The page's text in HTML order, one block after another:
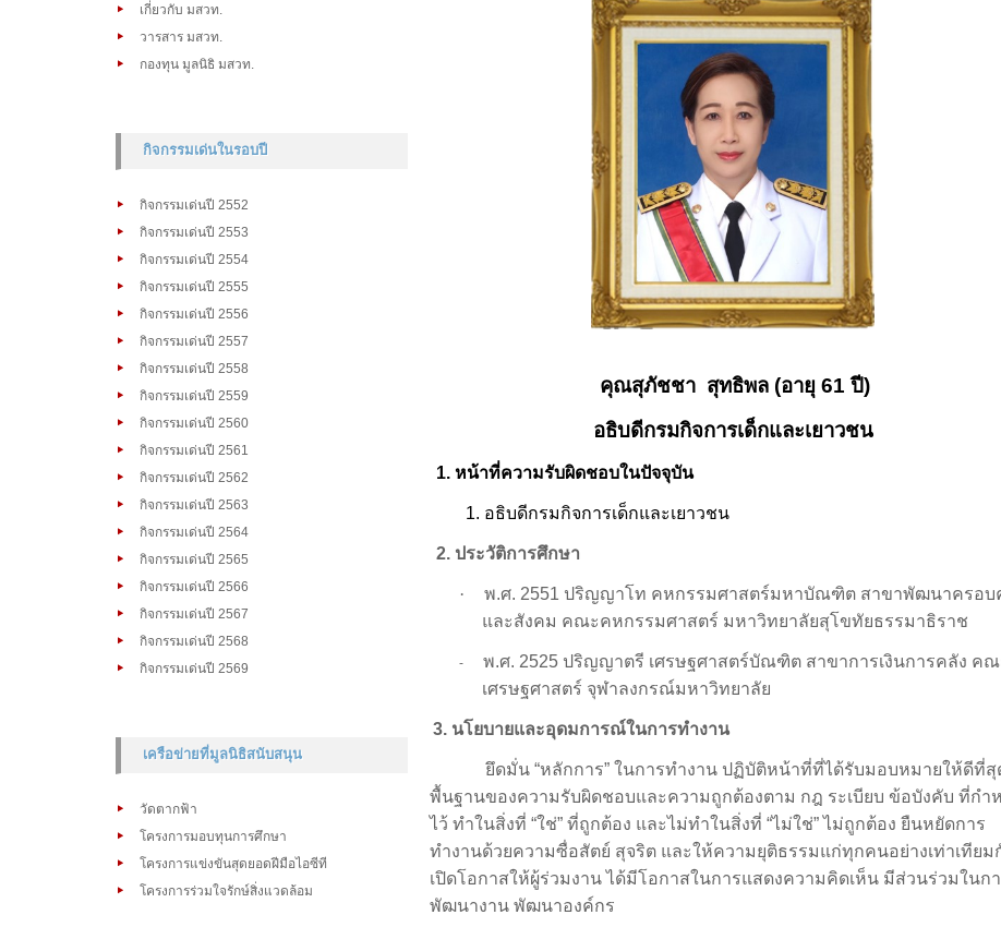
เกี่ยวกับ มสวท.
วารสาร มสวท.
กองทุน มูลนิธิ มสวท.
กิจกรรมเด่นในรอบปี
กิจกรรมเด่นปี 2552
กิจกรรมเด่นปี 2553
กิจกรรมเด่นปี 2554
กิจกรรมเด่นปี 2555
กิจกรรมเด่นปี 2556
กิจกรรมเด่นปี 2557
กิจกรรมเด่นปี 2558
กิจกรรมเด่นปี 2559
กิจกรรมเด่นปี 2560
กิจกรรมเด่นปี 2561
กิจกรรมเด่นปี 2562
กิจกรรมเด่นปี 2563
กิจกรรมเด่นปี 2564
กิจกรรมเด่นปี 2565
กิจกรรมเด่นปี 2566
กิจกรรมเด่นปี 2567
กิจกรรมเด่นปี 2568
กิจกรรมเด่นปี 2569
เครือข่ายที่มูลนิธิสนับสนุน
วัดตากฟ้า
โครงการมอบทุนการศึกษา
โครงการแข่งขันสุดยอดฝีมือไอซีที
โครงการร่วมใจรักษ์สิ่งแวดล้อม
คุณสุภัชชา สุทธิพล (อายุ 61 ปี)
อธิบดีกรมกิจการเด็กและเยาวชน
1. หน้าที่ความรับผิดชอบในปัจจุบัน
1. อธิบดีกรมกิจการเด็กและเยาวชน
2. ประวัติการศึกษา
· พ.ศ. 2551 ปริญญาโท คหกรรมศาสตร์มหาบัณฑิต สาขาพัฒนาครอบ
และสังคม คณะคหกรรมศาสตร์ มหาวิทยาลัยสุโขทัยธรรมาธิราช
- พ.ศ. 2525 ปริญญาตรี เศรษฐศาสตร์บัณฑิต สาขาการเงินการคลัง คณ
เศรษฐศาสตร์ จุฬาลงกรณ์มหาวิทยาลัย
3. นโยบายและอุดมการณ์ในการทำงาน
ยึดมั่น “หลักการ” ในการทำงาน ปฏิบัติหน้าที่ที่ได้รับมอบหมายให้ดีที่
พื้นฐานของความรับผิดชอบและความถูกต้องตาม กฎ ระเบียบ ข้อบังคับ ที่กำ
ไว้ ทำในสิ่งที่ “ใช่” ที่ถูกต้อง และไม่ทำในสิ่งที่ “ไม่ใช่” ไม่ถูกต้อง ยืนหยัดการ
ทำงานด้วยความซื่อสัตย์ สุจริต และให้ความยุติธรรมแก่ทุกคนอย่างเท่าเทียม
เปิดโอกาสให้ผู้ร่วมงาน ได้มีโอกาสในการแสดงความคิดเห็น มีส่วนร่วมในก
พัฒนางาน พัฒนาองค์กร